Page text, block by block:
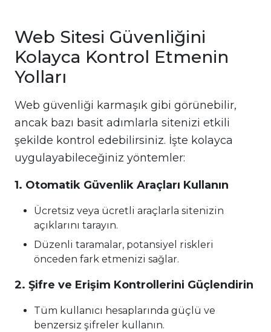
Web Sitesi Güvenliğini
Kolayca Kontrol Etmenin
Yolları
Web güvenliği karmaşık gibi görünebilir,
ancak bazı basit adımlarla sitenizi etkili
şekilde kontrol edebilirsiniz. İşte kolayca
uygulayabileceğiniz yöntemler:
1. Otomatik Güvenlik Araçları Kullanın
Ücretsiz veya ücretli araçlarla sitenizin
açıklarını tarayın.
Düzenli taramalar, potansiyel riskleri
önceden fark etmenizi sağlar.
2. Şifre ve Erişim Kontrollerini Güçlendirin
Tüm kullanıcı hesaplarında güçlü ve
benzersiz şifreler kullanın.